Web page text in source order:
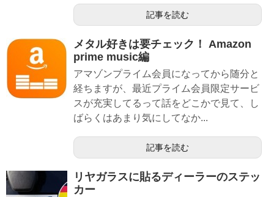
記事を読む
メタル好きは要チェック！ Amazon
prime music編
アマゾンプライム会員になってから随分と
経ちますが、最近プライム会員限定サービ
スが充実してるって話をどこかで見て、し
ばらくはあまり気にしてなか...
記事を読む
リヤガラスに貼るディーラーのステッ
カー